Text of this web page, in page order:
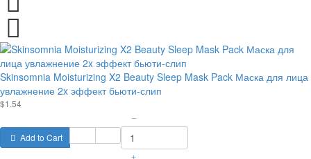
Skinsomnia Moisturizing X2 Beauty Sleep Mask Pack Маска для лица
увлажнение 2x эффект бьюти-слип
$1.54
Add to Cart
–